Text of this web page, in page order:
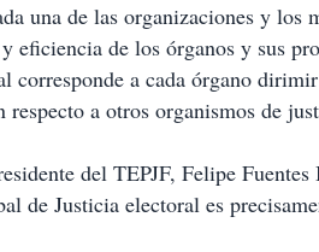
una de las organizaciones y los
eficiencia de los órganos y sus
corresponde a cada órgano
a otros organismos de
del TEPJF, Felipe
de Justicia electoral es